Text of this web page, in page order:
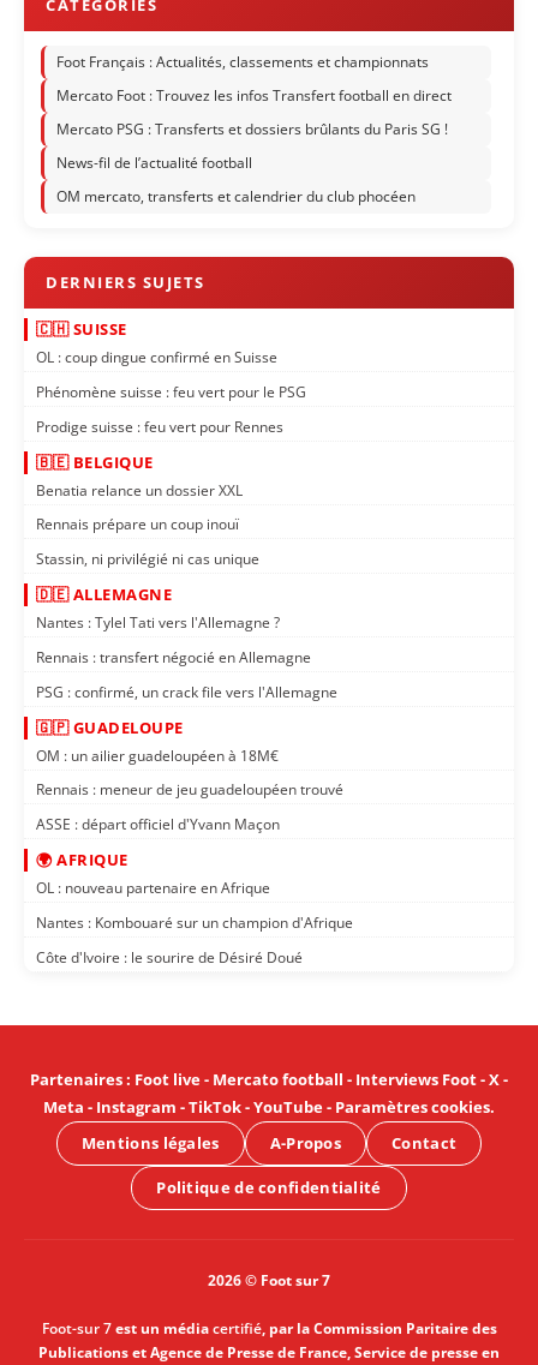
Foot Français : Actualités, classements et championnats
Mercato Foot : Trouvez les infos Transfert football en direct
Mercato PSG : Transferts et dossiers brûlants du Paris SG !
News-fil de l’actualité football
OM mercato, transferts et calendrier du club phocéen
🇨🇭 SUISSE
OL : coup dingue confirmé en Suisse
Phénomène suisse : feu vert pour le PSG
Prodige suisse : feu vert pour Rennes
🇧🇪 BELGIQUE
Benatia relance un dossier XXL
Rennais prépare un coup inouï
Stassin, ni privilégié ni cas unique
🇩🇪 ALLEMAGNE
Nantes : Tylel Tati vers l'Allemagne ?
Rennais : transfert négocié en Allemagne
PSG : confirmé, un crack file vers l'Allemagne
🇬🇵 GUADELOUPE
OM : un ailier guadeloupéen à 18M€
Rennais : meneur de jeu guadeloupéen trouvé
ASSE : départ officiel d'Yvann Maçon
🌍 AFRIQUE
OL : nouveau partenaire en Afrique
Nantes : Kombouaré sur un champion d'Afrique
Côte d'Ivoire : le sourire de Désiré Doué
Partenaires: Foot live- Mercato football - Interviews Foot-X-
Meta - Instagram -TikTok-YouTube- Paramètres cookies.
Mentions légales
A-Propos Contact
Politique de confidentialité
2026 © Foot sur 7
Foot-sur 7est un médiacertifié, par la Commission Paritaire des
Publications et Agence de Presse de France, Service de presse en